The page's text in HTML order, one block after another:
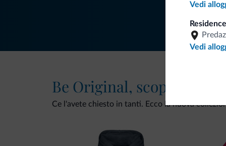
Vedi
Vedi
Be Original, scopri la
Ce l'avete chiesto in tanti. Ecco la nuova